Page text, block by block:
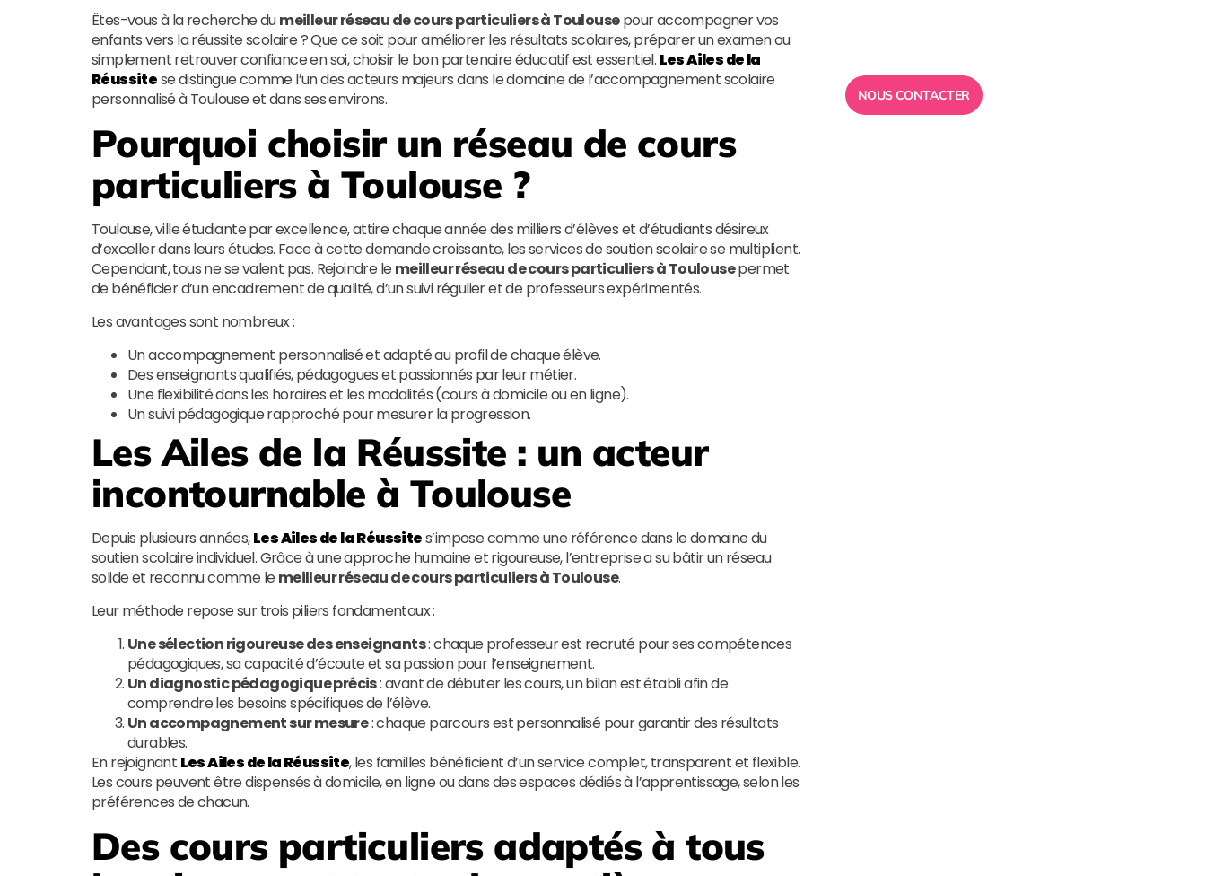
Êtes-vous à la recherche dumeilleur réseau de cours particuliers à Toulousepour accompagner vos
enfants vers la réussite scolaire ? Que ce soit pour améliorer les résultats scolaires, préparer un examen ou
simplement retrouver confiance en soi, choisir le bon partenaire éducatif est essentiel. Les Ailes de la
Réussitese distingue comme l’un des acteurs majeurs dans le domaine de l’accompagnement scolaire
personnalisé à Toulouse et dans ses environs.
Pourquoi choisir un réseau de cours
particuliers à Toulouse ?
Toulouse, ville étudiante par excellence, attire chaque année des milliers d’élèves et d’étudiants désireux
d’exceller dans leurs études. Face à cette demande croissante, les services de soutien scolaire se multiplient.
Cependant, tous ne se valent pas. Rejoindre le meilleur réseau de cours particuliers à Toulousepermet
de bénéficier d’un encadrement de qualité, d’un suivi régulier et de professeurs expérimentés.
Les avantages sont nombreux :
Un accompagnement personnalisé et adapté au profil de chaque élève.
Des enseignants qualifiés, pédagogues et passionnés par leur métier.
Une flexibilité dans les horaires et les modalités (cours à domicile ou en ligne).
Un suivi pédagogique rapproché pour mesurer la progression.
Les Ailes de la Réussite : un acteur
incontournable à Toulouse
Depuis plusieurs années,Les Ailes de la Réussites’impose comme une référence dans le domaine du
soutien scolaire individuel. Grâce à une approche humaine et rigoureuse, l’entreprise a su bâtir un réseau
solide et reconnu comme le meilleur réseau de cours particuliers à Toulouse.
Leur méthode repose sur trois piliers fondamentaux :
Une sélection rigoureuse des enseignants: chaque professeur est recruté pour ses compétences
pédagogiques, sa capacité d’écoute et sa passion pour l’enseignement.
Un diagnostic pédagogique précis: avant de débuter les cours, un bilan est établi afin de
comprendre les besoins spécifiques de l’élève.
Un accompagnement sur mesure: chaque parcours est personnalisé pour garantir des résultats
durables.
En rejoignant Les Ailes de la Réussite, les familles bénéficient d’un service complet, transparent et flexible.
Les cours peuvent être dispensés à domicile, en ligne ou dans des espaces dédiés à l’apprentissage, selon les
préférences de chacun.
Des cours particuliers adaptés à tous
NOUS CONTACTER